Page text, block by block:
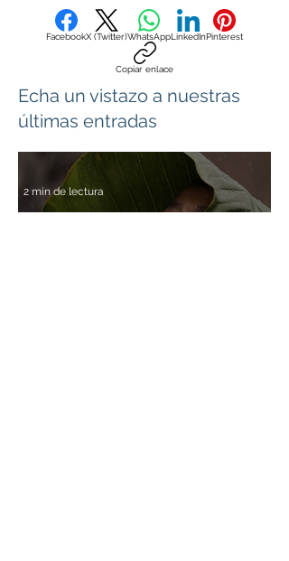
FacebookX (Twitter)WhatsAppLinkedInPinterest
Copiar enlace
Echa un vistazo a nuestras
últimas entradas
2 min de lectura